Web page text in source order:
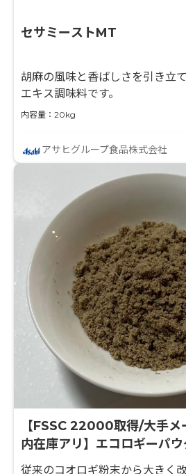
セサミーストMT
胡麻の風味と香ばしさを引き立
エキス調味料です。
内容量：20kg
アサヒグループ食品株式会社
【FSSC 22000取得/大手メ
内在庫アリ】エコロギーパ
品)
従来のコオロギ粉末から大きく